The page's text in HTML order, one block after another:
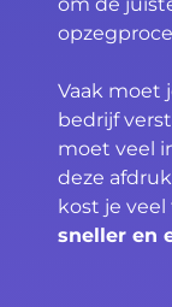
om de
Vaak moet
bedrijf
moet veel
deze
kost je veel
sneller en